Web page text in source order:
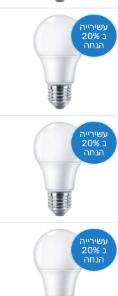
עשירייה
ב 20%
הנחה
עשירייה
ב 20%
הנחה
עשירייה
ב 20%
הנחה